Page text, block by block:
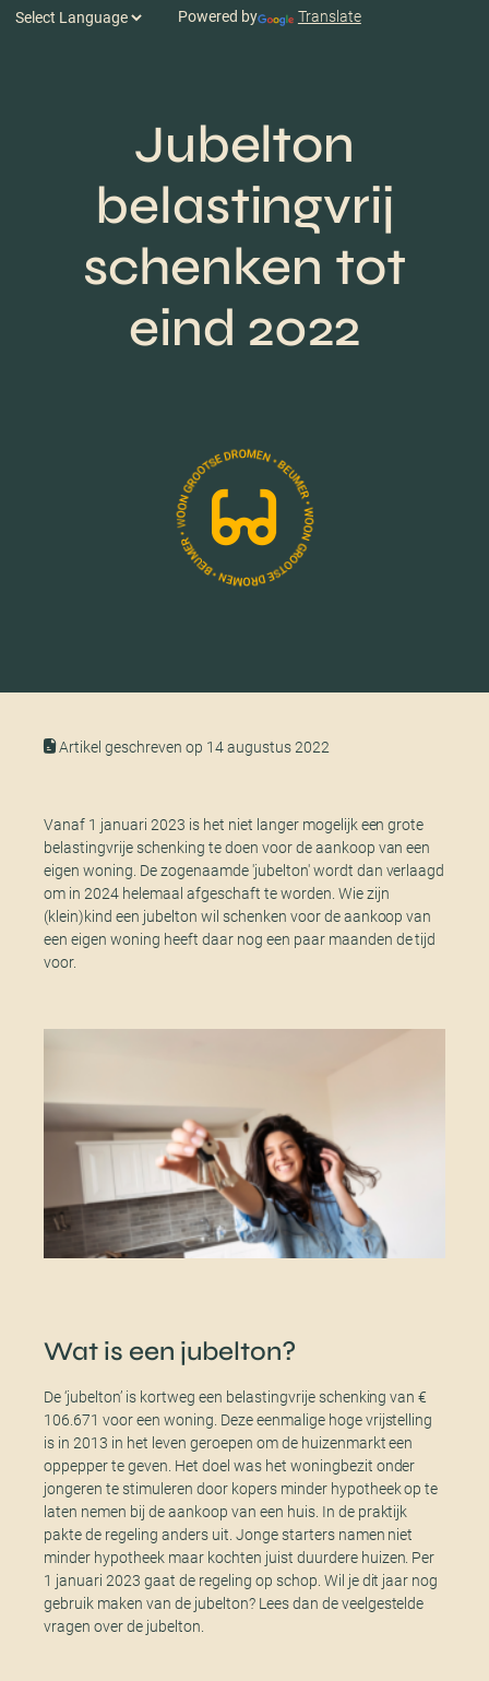
Powered by Translate
Jubelton
belastingvrij
schenken tot
eind 2022
Artikel geschreven op 14 augustus 2022
Vanaf 1 januari 2023 is het niet langer mogelijk een grote
belastingvrije schenking te doen voor de aankoop van een
eigen woning. De zogenaamde 'jubelton' wordt dan verlaagd
om in 2024 helemaal afgeschaft te worden. Wie zijn
(klein)kind een jubelton wil schenken voor de aankoop van
een eigen woning heeft daar nog een paar maanden de tijd
voor.
Wat is een jubelton?
De ‘jubelton’ is kortweg een belastingvrije schenking van €
106.671 voor een woning. Deze eenmalige hoge vrijstelling
is in 2013 in het leven geroepen om de huizenmarkt een
oppepper te geven. Het doel was het woningbezit onder
jongeren te stimuleren door kopers minder hypotheek op te
laten nemen bij de aankoop van een huis. In de praktijk
pakte de regeling anders uit. Jonge starters namen niet
minder hypotheek maar kochten juist duurdere huizen. Per
1 januari 2023 gaat de regeling op schop. Wil je dit jaar nog
gebruik maken van de jubelton? Lees dan de veelgestelde
vragen over de jubelton.